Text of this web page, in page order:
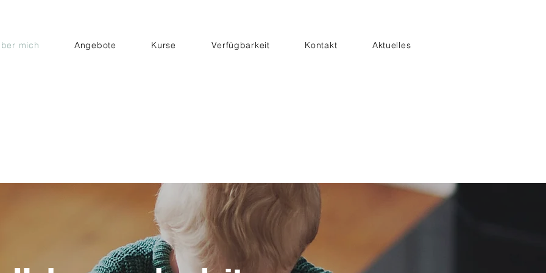
mich Angebote Kurse Verfügbarkeit Kontakt Aktuelles